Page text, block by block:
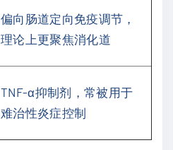
偏向肠道定向免疫调节，
理论上更聚焦消化道
TNF-α抑制剂，常被用于
难治性炎症控制